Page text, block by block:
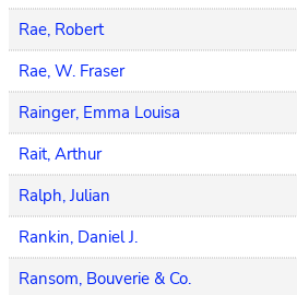
Rae, Robert
Rae, W. Fraser
Rainger, Emma Louisa
Rait, Arthur
Ralph, Julian
Rankin, Daniel J.
Ransom, Bouverie & Co.